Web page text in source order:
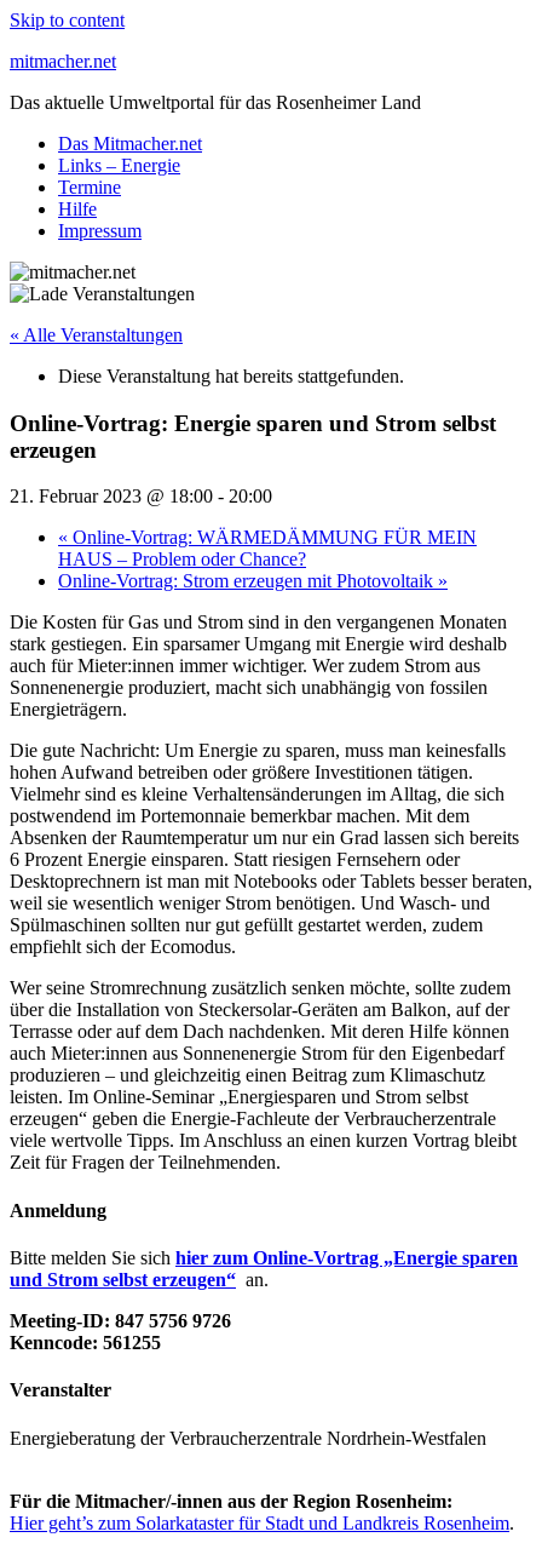
Skip to content
mitmacher.net
Das aktuelle Umweltportal für das Rosenheimer Land
Das Mitmacher.net
Links – Energie
Termine
Hilfe
Impressum
« Alle Veranstaltungen
Diese Veranstaltung hat bereits stattgefunden.
Online-Vortrag: Energie sparen und Strom selbst
erzeugen
21. Februar 2023 @ 18:00 - 20:00
« Online-Vortrag: WÄRMEDÄMMUNG FÜR MEIN
HAUS – Problem oder Chance?
Online-Vortrag: Strom erzeugen mit Photovoltaik »
Die Kosten für Gas und Strom sind in den vergangenen Monaten
stark gestiegen. Ein sparsamer Umgang mit Energie wird deshalb
auch für Mieter:innen immer wichtiger. Wer zudem Strom aus
Sonnenenergie produziert, macht sich unabhängig von fossilen
Energieträgern.
Die gute Nachricht: Um Energie zu sparen, muss man keinesfalls
hohen Aufwand betreiben oder größere Investitionen tätigen.
Vielmehr sind es kleine Verhaltensänderungen im Alltag, die sich
postwendend im Portemonnaie bemerkbar machen. Mit dem
Absenken der Raumtemperatur um nur ein Grad lassen sich bereits
6 Prozent Energie einsparen. Statt riesigen Fernsehern oder
Desktoprechnern ist man mit Notebooks oder Tablets besser beraten,
weil sie wesentlich weniger Strom benötigen. Und Wasch- und
Spülmaschinen sollten nur gut gefüllt gestartet werden, zudem
empfiehlt sich der Ecomodus.
Wer seine Stromrechnung zusätzlich senken möchte, sollte zudem
über die Installation von Steckersolar-Geräten am Balkon, auf der
Terrasse oder auf dem Dach nachdenken. Mit deren Hilfe können
auch Mieter:innen aus Sonnenenergie Strom für den Eigenbedarf
produzieren – und gleichzeitig einen Beitrag zum Klimaschutz
leisten. Im Online-Seminar „Energiesparen und Strom selbst
erzeugen“ geben die Energie-Fachleute der Verbraucherzentrale
viele wertvolle Tipps. Im Anschluss an einen kurzen Vortrag bleibt
Zeit für Fragen der Teilnehmenden.
Anmeldung
Bitte melden Sie sich hier zum Online-Vortrag „Energie sparen
und Strom selbst erzeugen“ an.
Meeting-ID: 847 5756 9726
Kenncode: 561255
Veranstalter
Energieberatung der Verbraucherzentrale Nordrhein-Westfalen
Für die Mitmacher/-innen aus der Region Rosenheim:
Hier geht’s zum Solarkataster für Stadt und Landkreis Rosenheim.